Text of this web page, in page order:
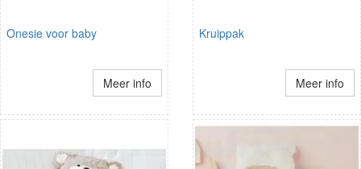
Onesie voor baby
Meer info
Kruippak
Meer info